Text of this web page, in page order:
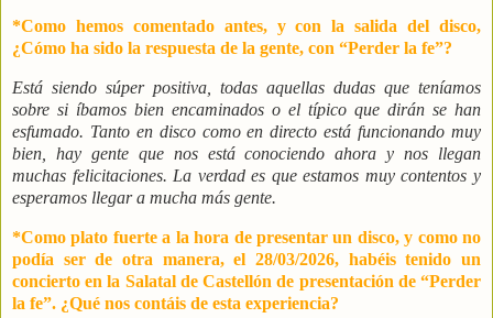
*Como hemos comentado antes, y con la salida del disco,
¿Cómo ha sido la respuesta de la gente, con “Perder la fe”?
Está siendo súper positiva, todas aquellas dudas que teníamos
sobre si íbamos bien encaminados o el típico que dirán se han
esfumado. Tanto en disco como en directo está funcionando muy
bien, hay gente que nos está conociendo ahora y nos llegan
muchas felicitaciones. La verdad es que estamos muy contentos y
esperamos llegar a mucha más gente.
*Como plato fuerte a la hora de presentar un disco, y como no
podía ser de otra manera, el 28/03/2026, habéis tenido un
concierto en la Salatal de Castellón de presentación de “Perder
la fe”. ¿Qué nos contáis de esta experiencia?